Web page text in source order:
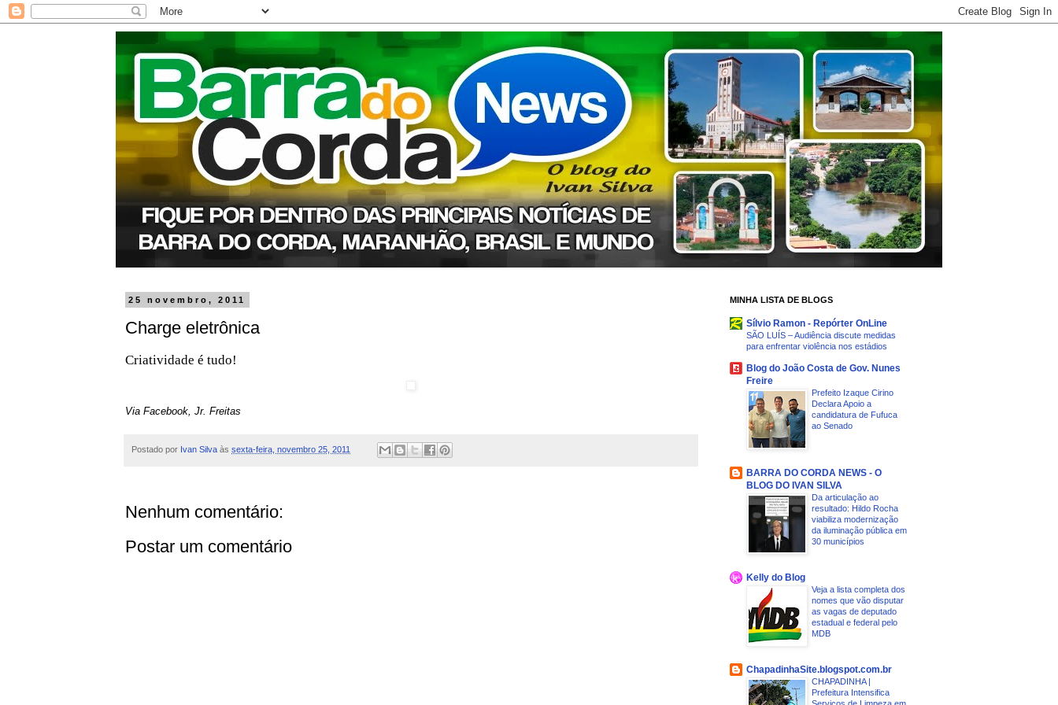
25 novembro, 2011
Charge eletrônica
Criatividade é tudo!
Via Facebook, Jr. Freitas
Postado por Ivan Silva às sexta-feira, novembro 25, 2011
Nenhum comentário:
Postar um comentário
MINHA LISTA DE BLOGS
Sílvio Ramon - Repórter OnLine
SÃO LUÍS – Audiência discute medidas
para enfrentar violência nos estádios
Blog do João Costa de Gov. Nunes
Freire
Prefeito Izaque Cirino
Declara Apoio a
candidatura de Fufuca
ao Senado
BARRA DO CORDA NEWS - O
BLOG DO IVAN SILVA
Da articulação ao
resultado: Hildo Rocha
viabiliza modernização
da iluminação pública em
30 municípios
Kelly do Blog
Veja a lista completa dos
nomes que vão disputar
as vagas de deputado
estadual e federal pelo
MDB
ChapadinhaSite.blogspot.com.br
CHAPADINHA |
Prefeitura Intensifica